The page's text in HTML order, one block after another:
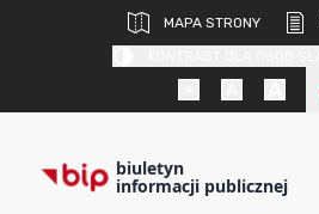
MAPA STRONY
biuletyn
informacji publicznej